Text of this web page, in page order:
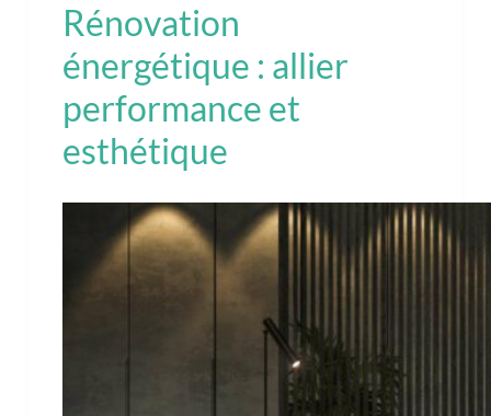
Rénovation
énergétique : allier
performance et
esthétique